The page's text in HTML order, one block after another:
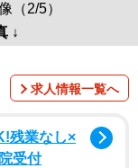
（2/5）
↓
求人情報一覧へ
残業なし×
受付